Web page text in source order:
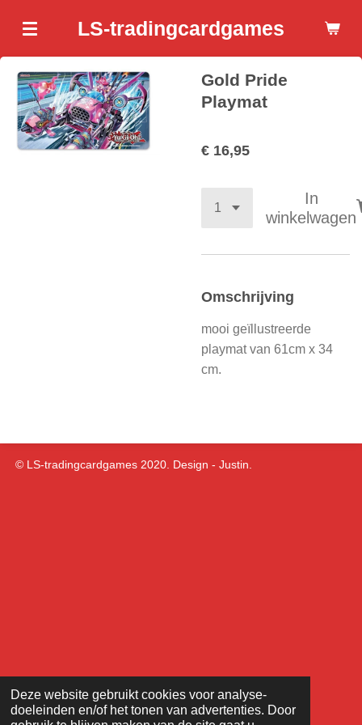
Deze website gebruikt cookies voor analyse-
doeleinden en/of het tonen van advertenties. Door
direct
naar
de
hoofdinhoud
LS-tradingcardgames
Gold Pride
Playmat
€ 16,95
In
winkelwagen
Omschrijving
mooi geïllustreerde
playmat van 61cm x 34
cm.
© LS-tradingcardgames 2020. Design - Justin.